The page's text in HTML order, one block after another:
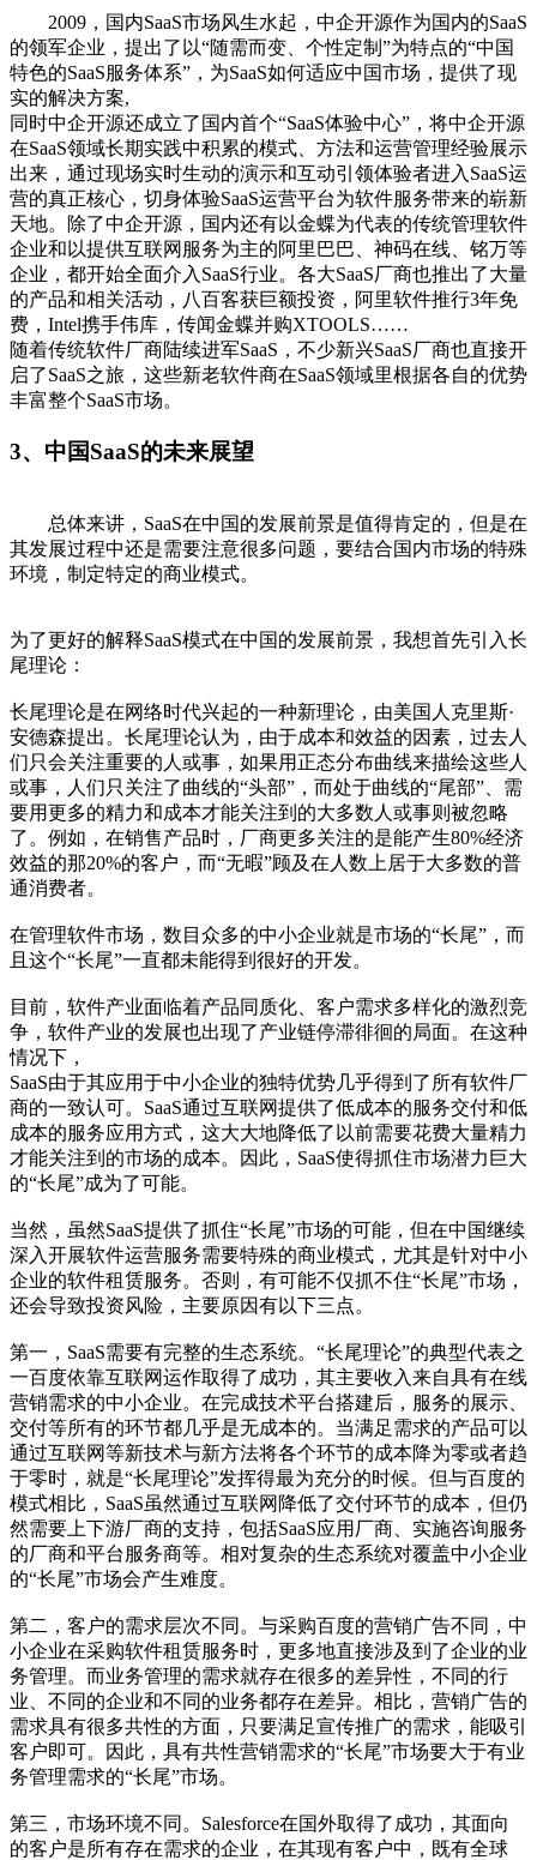
2009，国内SaaS市场风生水起，中企开源作为国内的SaaS
的领军企业，提出了以“随需而变、个性定制”为特点的“中国
特色的SaaS服务体系”，为SaaS如何适应中国市场，提供了现
实的解决方案,
同时中企开源还成立了国内首个“SaaS体验中心”，将中企开源
在SaaS领域长期实践中积累的模式、方法和运营管理经验展示
出来，通过现场实时生动的演示和互动引领体验者进入SaaS运
营的真正核心，切身体验SaaS运营平台为软件服务带来的崭新
天地。除了中企开源，国内还有以金蝶为代表的传统管理软件
企业和以提供互联网服务为主的阿里巴巴、神码在线、铭万等
企业，都开始全面介入SaaS行业。各大SaaS厂商也推出了大量
的产品和相关活动，八百客获巨额投资，阿里软件推行3年免
费，Intel携手伟库，传闻金蝶并购XTOOLS……
随着传统软件厂商陆续进军SaaS，不少新兴SaaS厂商也直接开
启了SaaS之旅，这些新老软件商在SaaS领域里根据各自的优势
丰富整个SaaS市场。
3、中国SaaS的未来展望
总体来讲，SaaS在中国的发展前景是值得肯定的，但是在
其发展过程中还是需要注意很多问题，要结合国内市场的特殊
环境，制定特定的商业模式。
为了更好的解释SaaS模式在中国的发展前景，我想首先引入长
尾理论：
长尾理论是在网络时代兴起的一种新理论，由美国人克里斯·
安德森提出。长尾理论认为，由于成本和效益的因素，过去人
们只会关注重要的人或事，如果用正态分布曲线来描绘这些人
或事，人们只关注了曲线的“头部”，而处于曲线的“尾部”、需
要用更多的精力和成本才能关注到的大多数人或事则被忽略
了。例如，在销售产品时，厂商更多关注的是能产生80%经济
效益的那20%的客户，而“无暇”顾及在人数上居于大多数的普
通消费者。
在管理软件市场，数目众多的中小企业就是市场的“长尾”，而
且这个“长尾”一直都未能得到很好的开发。
目前，软件产业面临着产品同质化、客户需求多样化的激烈竞
争，软件产业的发展也出现了产业链停滞徘徊的局面。在这种
情况下，
SaaS由于其应用于中小企业的独特优势几乎得到了所有软件厂
商的一致认可。SaaS通过互联网提供了低成本的服务交付和低
成本的服务应用方式，这大大地降低了以前需要花费大量精力
才能关注到的市场的成本。因此，SaaS使得抓住市场潜力巨大
的“长尾”成为了可能。
当然，虽然SaaS提供了抓住“长尾”市场的可能，但在中国继续
深入开展软件运营服务需要特殊的商业模式，尤其是针对中小
企业的软件租赁服务。否则，有可能不仅抓不住“长尾”市场，
还会导致投资风险，主要原因有以下三点。
第一，SaaS需要有完整的生态系统。“长尾理论”的典型代表之
一百度依靠互联网运作取得了成功，其主要收入来自具有在线
营销需求的中小企业。在完成技术平台搭建后，服务的展示、
交付等所有的环节都几乎是无成本的。当满足需求的产品可以
通过互联网等新技术与新方法将各个环节的成本降为零或者趋
于零时，就是“长尾理论”发挥得最为充分的时候。但与百度的
模式相比，SaaS虽然通过互联网降低了交付环节的成本，但仍
然需要上下游厂商的支持，包括SaaS应用厂商、实施咨询服务
的厂商和平台服务商等。相对复杂的生态系统对覆盖中小企业
的“长尾”市场会产生难度。
第二，客户的需求层次不同。与采购百度的营销广告不同，中
小企业在采购软件租赁服务时，更多地直接涉及到了企业的业
务管理。而业务管理的需求就存在很多的差异性，不同的行
业、不同的企业和不同的业务都存在差异。相比，营销广告的
需求具有很多共性的方面，只要满足宣传推广的需求，能吸引
客户即可。因此，具有共性营销需求的“长尾”市场要大于有业
务管理需求的“长尾”市场。
第三，市场环境不同。Salesforce在国外取得了成功，其面向
的客户是所有存在需求的企业，在其现有客户中，既有全球